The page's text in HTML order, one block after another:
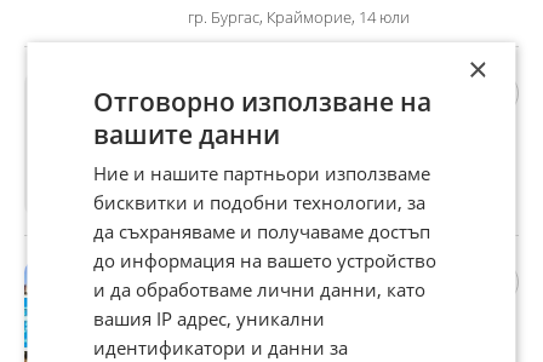
гр. Бургас, Крайморие, 14 юли
Бургас, гр. Българово
Договаряне
гр. Бургас, гр. Българово, 14 юли
Продава КЪЩА, гр. Бургас,
с. Маринка
Договаряне
×
Отговорно използване на
вашите данни
Ние и нашите партньори използваме
бисквитки и подобни технологии, за
да съхраняваме и получаваме достъп
до информация на вашето устройство
и да обработваме лични данни, като
вашия IP адрес, уникални
идентификатори и данни за